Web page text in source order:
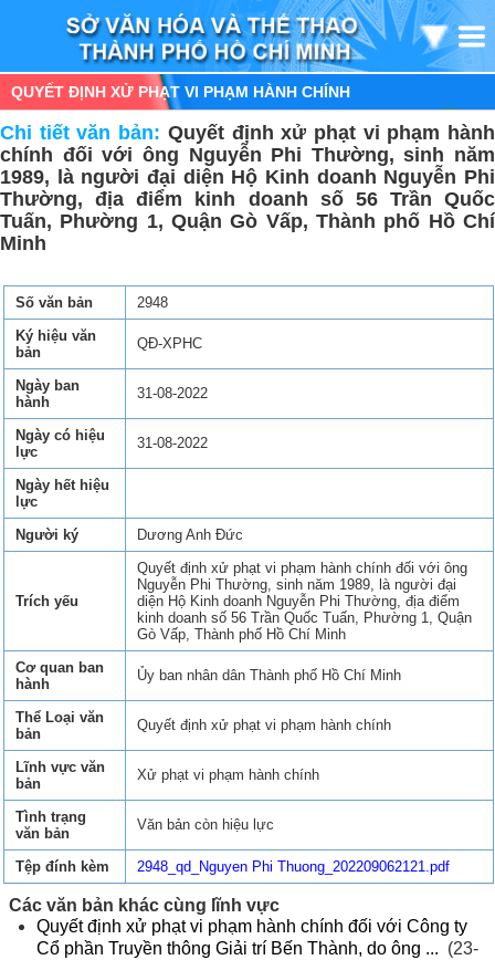
QUYẾT ĐỊNH XỬ PHẠT VI PHẠM HÀNH CHÍNH
Chi tiết văn bản: Quyết định xử phạt vi phạm hành
chính đối với ông Nguyễn Phi Thường, sinh năm
1989, là người đại diện Hộ Kinh doanh Nguyễn Phi
Thường, địa điểm kinh doanh số 56 Trần Quốc
Tuấn, Phường 1, Quận Gò Vấp, Thành phố Hồ Chí
Minh
Số văn bản
2948
Ký hiệu văn
bản
QĐ-XPHC
Ngày ban
hành
31-08-2022
Ngày có hiệu
lực
31-08-2022
Ngày hết hiệu
lực
Người ký
Dương Anh Đức
Trích yếu
Quyết định xử phạt vi phạm hành chính đối với ông
Nguyễn Phi Thường, sinh năm 1989, là người đại
diện Hộ Kinh doanh Nguyễn Phi Thường, địa điểm
kinh doanh số 56 Trần Quốc Tuấn, Phường 1, Quận
Gò Vấp, Thành phố Hồ Chí Minh
Cơ quan ban
hành
Ủy ban nhân dân Thành phố Hồ Chí Minh
Thể Loại văn
bản
Quyết định xử phạt vi phạm hành chính
Lĩnh vực văn
bản
Xử phạt vi phạm hành chính
Tình trạng
văn bản
Văn bản còn hiệu lực
Tệp đính kèm 2948_qd_Nguyen Phi Thuong_202209062121.pdf
Các văn bản khác cùng lĩnh vực
Quyết định xử phạt vi phạm hành chính đối với Công ty
Cổ phần Truyền thông Giải trí Bến Thành, do ông ... (23-